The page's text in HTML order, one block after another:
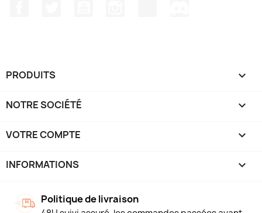
PRODUITS 
NOTRE SOCIÉTÉ 
VOTRE COMPTE 
INFORMATIONS keyboard_arrow_down
Politique de livraison